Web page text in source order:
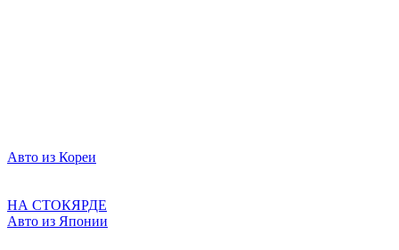
Авто из Кореи
НА СТОКЯРДЕ
Авто из Японии